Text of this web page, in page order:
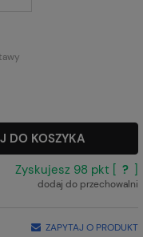
PŁATNOŚCI
DO KOSZYKA
Zyskujesz 98 pkt [ ? ]
dodaj do przechowalni
ZAPYTAJ O PRODUKT